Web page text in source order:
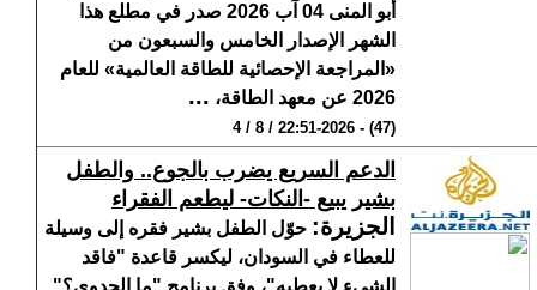
أبو المنى 04 آب 2026 صدر في مطلع هذا
الشهر الإصدار الخامس والسبعون من
«المراجعة الإحصائية للطاقة العالمية» للعام
2026 عن معهد الطاقة،
...
(47) - 22:51-2026 / 8 / 4
الدعم السريع يضرب بالجوع.. والطفل
بشير يبيع -النكات- ليطعم الفقراء
الجزيرة: حوّل الطفل بشير فقره إلى وسيلة
للعطاء في السودان، ليكسر قاعدة "فاقد